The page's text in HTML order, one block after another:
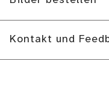
Kontakt und